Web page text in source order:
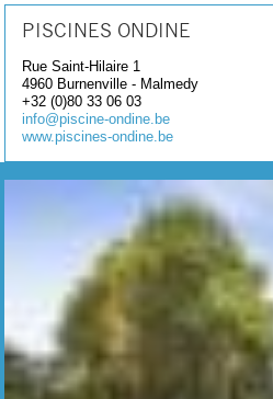
PISCINES ONDINE
Rue Saint-Hilaire 1
4960 Burnenville - Malmedy
+32 (0)80 33 06 03
info@piscine-ondine.be
www.piscines-ondine.be